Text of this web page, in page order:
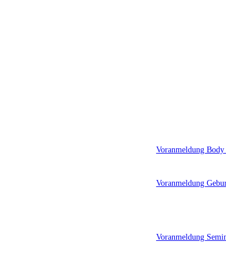
Voranmeldung
Voranmeldung
Voranmeldung